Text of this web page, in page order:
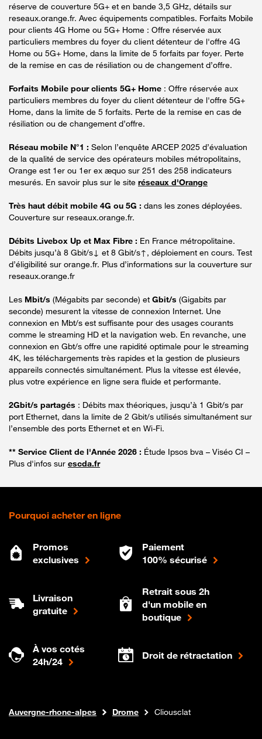
réserve de couverture 5G+ et en bande 3,5 GHz, détails sur
reseaux.orange.fr. Avec équipements compatibles. Forfaits Mobile
pour clients 4G Home ou 5G+ Home : Offre réservée aux
particuliers membres du foyer du client détenteur de l'offre 4G
Home ou 5G+ Home, dans la limite de 5 forfaits par foyer. Perte
de la remise en cas de résiliation ou de changement d’offre.
Forfaits Mobile pour clients 5G+ Home : Offre réservée aux
particuliers membres du foyer du client détenteur de l'offre 5G+
Home, dans la limite de 5 forfaits. Perte de la remise en cas de
résiliation ou de changement d’offre.
Réseau mobile N°1 : Selon l’enquête ARCEP 2025 d’évaluation
de la qualité de service des opérateurs mobiles métropolitains,
Orange est 1er ou 1er ex æquo sur 251 des 258 indicateurs
mesurés. En savoir plus sur le site réseaux d'Orange
Très haut débit mobile 4G ou 5G : dans les zones déployées.
Couverture sur reseaux.orange.fr.
Débits Livebox Up et Max Fibre : En France métropolitaine.
Débits jusqu’à 8 Gbit/s↓ et 8 Gbit/s↑, déploiement en cours. Test
d’éligibilité sur orange.fr. Plus d’informations sur la couverture sur
reseaux.orange.fr
Les Mbit/s (Mégabits par seconde) et Gbit/s (Gigabits par
seconde) mesurent la vitesse de connexion Internet. Une
connexion en Mbt/s est suffisante pour des usages courants
comme le streaming HD et la navigation web. En revanche, une
connexion en Gbt/s offre une rapidité optimale pour le streaming
4K, les téléchargements très rapides et la gestion de plusieurs
appareils connectés simultanément. Plus la vitesse est élevée,
plus votre expérience en ligne sera fluide et performante.
2Gbit/s partagés : Débits max théoriques, jusqu’à 1 Gbit/s par
port Ethernet, dans la limite de 2 Gbit/s utilisés simultanément sur
l’ensemble des ports Ethernet et en Wi-Fi.
** Service Client de l'Année 2026 : Étude Ipsos bva – Viséo CI –
Plus d'infos sur escda.fr
Pourquoi acheter en ligne
Promos
exclusives
Paiement
100% sécurisé
Livraison
gratuite
Retrait sous 2h
d'un mobile en
boutique
À vos cotés
24h/24
Droit de rétractation
Boutique Orange
Internet fibre
Auvergne-rhone-alpes Drome Cliousclat